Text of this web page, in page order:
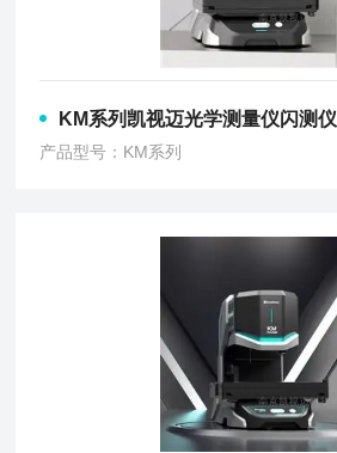
KM系列凯视迈光学测量仪闪测仪
产品型号：KM系列